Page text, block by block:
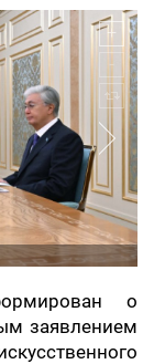
о
заявлением